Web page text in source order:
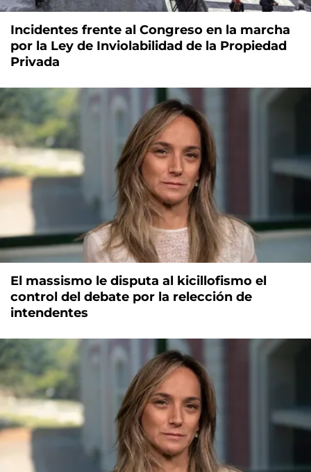
Incidentes frente al Congreso en la marcha
por la Ley de Inviolabilidad de la Propiedad
Privada
El massismo le disputa al kicillofismo el
control del debate por la relección de
intendentes